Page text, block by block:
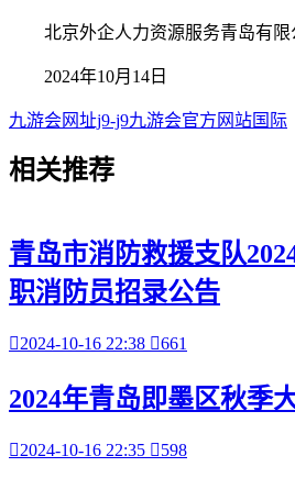
北京外企人力资源服务青岛有限
2024年10月14日
九游会网址j9-j9九游会官方网站国际
相关推荐
青岛市消防救援支队
职消防员招录公告
2024-10-16 22:38 661
2024年青岛即墨区秋季
2024-10-16 22:35 598